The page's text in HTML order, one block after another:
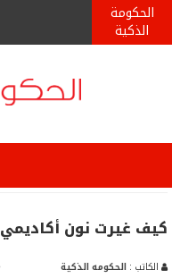
الحكومة
الذكية
كيف غيرت نون أكاديمي 2,000,000 حياة
الكاتب : الحكومه الذكية